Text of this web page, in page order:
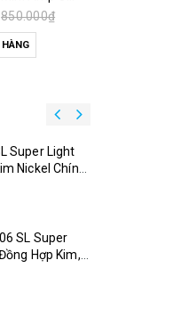
850.000₫
Khối –
Đàn
Super Light
Nickel Chính
SL Super
Hợp Kim,